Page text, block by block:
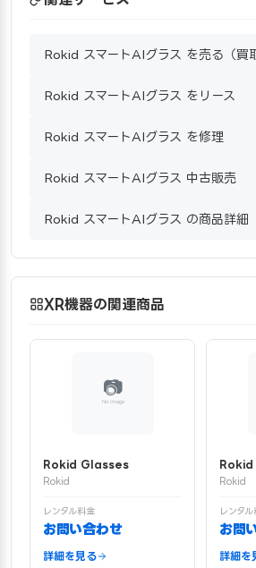
Rokid スマートAIグラス を売る（買
Rokid スマートAIグラス をリース
Rokid スマートAIグラス を修理
Rokid スマートAIグラス 中古販売
Rokid スマートAIグラス の商品詳細
XR機器の関連商品
Rokid Glasses
Rokid
レンタル料金
お問い合わせ
詳細を見る
Rokid
Rokid
レンタル
お問
詳細を